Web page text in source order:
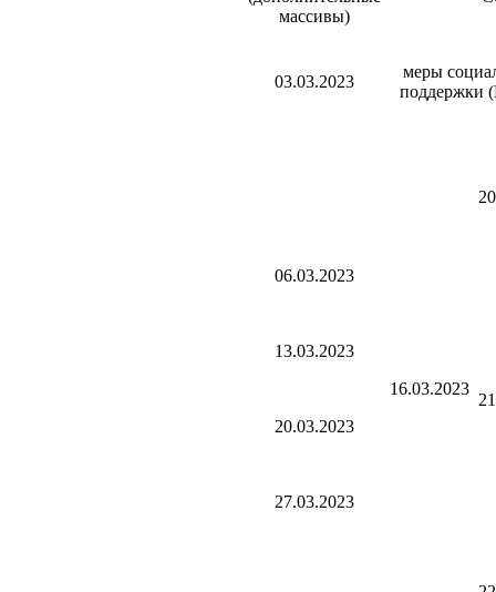
массивы)
03.03.2023
меры
поддержки
06.03.2023
13.03.2023
20.03.2023
27.03.2023
16.03.2023